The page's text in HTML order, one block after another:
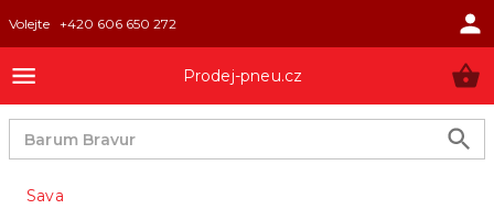
Volejte +420 606 650 272
Prodej-pneu.cz
Sava